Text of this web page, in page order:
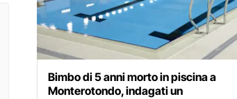
Bimbo di 5 anni morto in piscina a
Monterotondo, indagati un